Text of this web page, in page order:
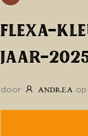
FLEXA-
JAAR-
door ANDREA op